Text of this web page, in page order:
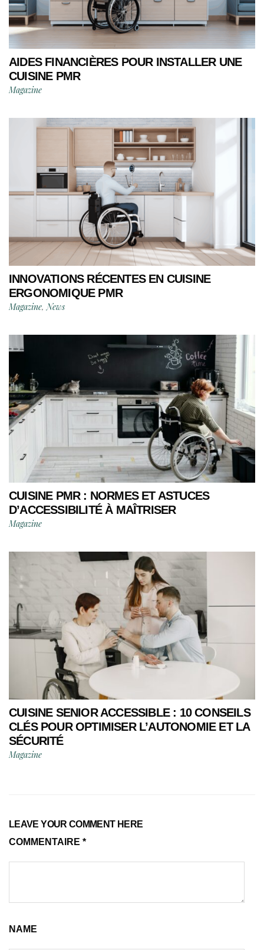
AIDES FINANCIÈRES POUR INSTALLER UNE
CUISINE PMR
Magazine
INNOVATIONS RÉCENTES EN CUISINE
ERGONOMIQUE PMR
Magazine,News
CUISINE PMR : NORMES ET ASTUCES
D’ACCESSIBILITÉ À MAÎTRISER
Magazine
CUISINE SENIOR ACCESSIBLE : 10 CONSEILS
CLÉS POUR OPTIMISER L’AUTONOMIE ET LA
SÉCURITÉ
Magazine
LEAVE YOUR COMMENT HERE
COMMENTAIRE *
NAME